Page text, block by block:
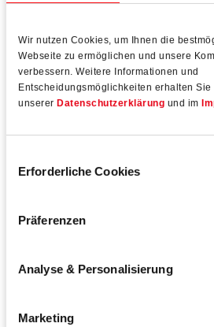
Wir nutzen Cookies, um Ihnen die
Webseite zu ermöglichen und unsere
verbessern. Weitere Informationen und
Entscheidungsmöglichkeiten erhalten Sie
unserer Datenschutzerklärung und im
Erforderliche Cookies
Präferenzen
Analyse & Personalisierung
Marketing
Verstellung im vollmontierten
der Befestigung
Rahmenmaterial